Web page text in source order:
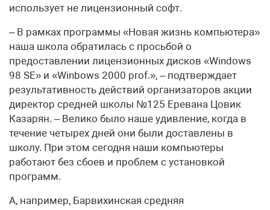
использует не лицензионный софт.
– В рамках программы «Новая жизнь компьютера»
наша школа обратилась с просьбой о
предоставлении лицензионных дисков «Windows
98 SE» и «Winbows 2000 prof.», – подтверждает
результативность действий организаторов акции
директор средней школы №125 Еревана Цовик
Казарян. – Велико было наше удивление, когда в
течение четырех дней они были доставлены в
школу. При этом сегодня наши компьютеры
работают без сбоев и проблем с установкой
программ.
А, например, Барвихинская средняя